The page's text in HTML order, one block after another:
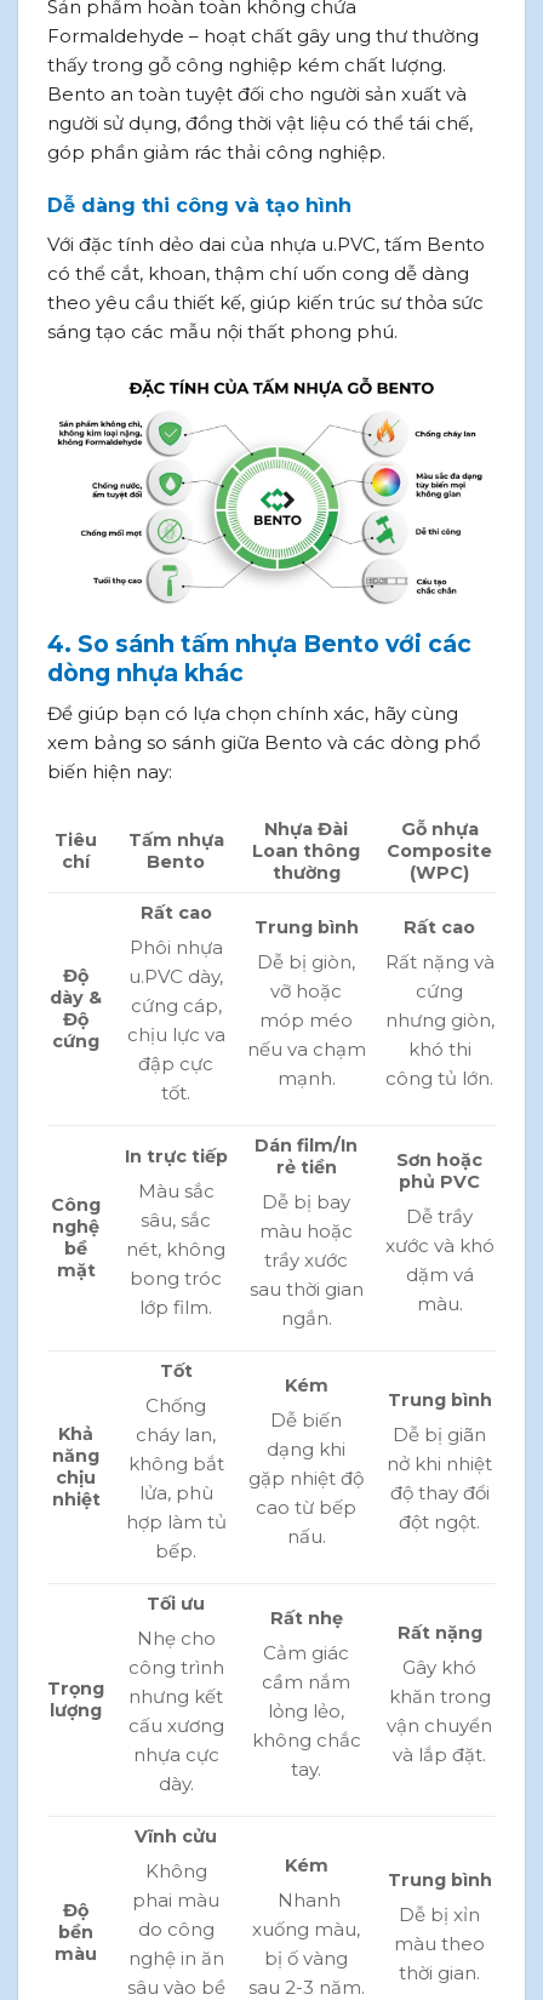
Sản phẩm hoàn toàn không chứa
Formaldehyde – hoạt chất gây ung thư thường
thấy trong gỗ công nghiệp kém chất lượng.
Bento an toàn tuyệt đối cho người sản xuất và
người sử dụng, đồng thời vật liệu có thể tái chế,
góp phần giảm rác thải công nghiệp.
Dễ dàng thi công và tạo hình
Với đặc tính dẻo dai của nhựa u.PVC, tấm Bento
có thể cắt, khoan, thậm chí uốn cong dễ dàng
theo yêu cầu thiết kế, giúp kiến trúc sư thỏa sức
sáng tạo các mẫu nội thất phong phú.
4. So sánh tấm nhựa Bento với các
dòng nhựa khác
Để giúp bạn có lựa chọn chính xác, hãy cùng
xem bảng so sánh giữa Bento và các dòng phổ
biến hiện nay:
Tiêu
chí
Tấm nhựa
Bento
Nhựa Đài
Loan thông
thường
Gỗ nhựa
Composite
(WPC)
Độ
dày &
Độ
cứng
Rất cao
Phôi nhựa
u.PVC dày,
cứng cáp,
chịu lực va
đập cực
tốt.
Trung bình
Dễ bị giòn,
vỡ hoặc
móp méo
nếu va chạm
mạnh.
Rất cao
Rất nặng và
cứng
nhưng giòn,
khó thi
công tủ lớn.
Công
nghệ
bề
mặt
In trực tiếp
Màu sắc
sâu, sắc
nét, không
bong tróc
lớp film.
Dán film/In
rẻ tiền
Dễ bị bay
màu hoặc
trầy xước
sau thời gian
ngắn.
Sơn hoặc
phủ PVC
Dễ trầy
xước và khó
dặm vá
màu.
Khả
năng
chịu
nhiệt
Tốt
Chống
cháy lan,
không bắt
lửa, phù
hợp làm tủ
bếp.
Kém
Dễ biến
dạng khi
gặp nhiệt độ
cao từ bếp
nấu.
Trung bình
Dễ bị giãn
nở khi nhiệt
độ thay đổi
đột ngột.
Trọng
lượng
Tối ưu
Nhẹ cho
công trình
nhưng kết
cấu xương
nhựa cực
dày.
Rất nhẹ
Cảm giác
cầm nắm
lỏng lẻo,
không chắc
tay.
Rất nặng
Gây khó
khăn trong
vận chuyển
và lắp đặt.
Độ
bền
màu
Vĩnh cửu
Không
phai màu
do công
nghệ in ăn
sâu vào bề
Kém
Nhanh
xuống màu,
bị ố vàng
sau 2-3 năm.
Trung bình
Dễ bị xỉn
màu theo
thời gian.